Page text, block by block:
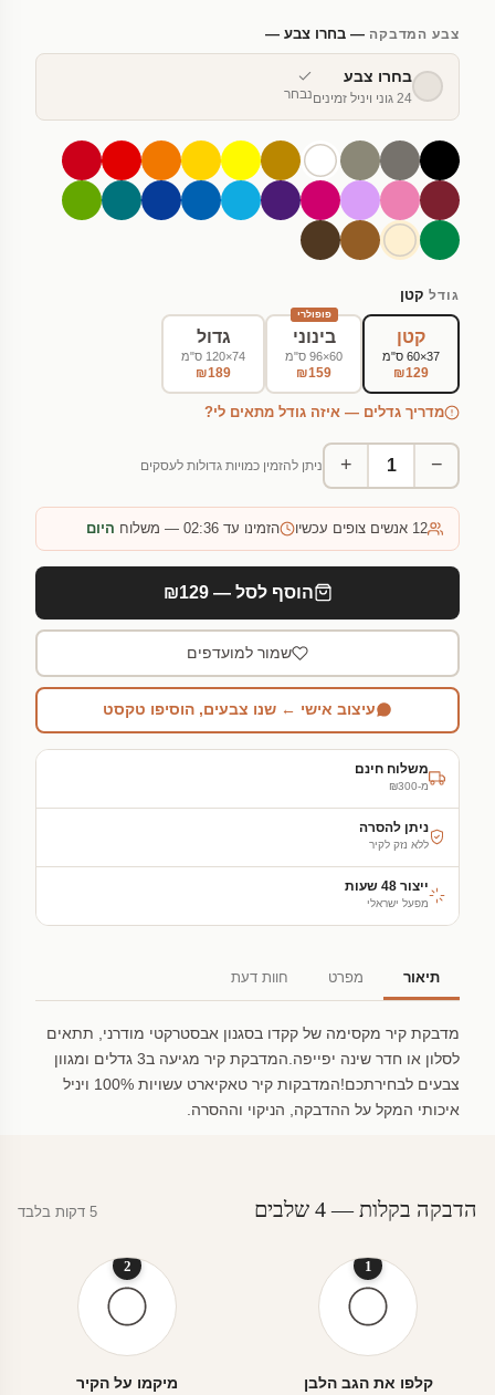
צבע המדבקה— בחרו צבע —
בחרו צבע
24 גוני ויניל זמינים נבחר
גודל קטן
קטן
37×60 ס"מ
₪129
פופולרי
בינוני
60×96 ס"מ
₪159
גדול
74×120 ס"מ
₪189
מדריך גדלים — איזה גודל מתאים לי?
−
+ ניתן להזמין כמויות גדולות לעסקים
12 אנשים צופים עכשיו הזמינו עד 02:36 — משלוח היום
הוסף לסל — ₪129
שמור למועדפים
עיצוב אישי ← שנו צבעים, הוסיפו טקסט
משלוח חינם
מ-₪300
ניתן להסרה
ללא נזק לקיר
ייצור 48 שעות
מפעל ישראלי
תיאור מפרט חוות דעת
מדבקת קיר מקסימה של קקדו בסגנון אבסטרקטי מודרני, תתאים
לסלון או חדר שינה יפייפה.המדבקת קיר מגיעה ב3 גדלים ומגוון
צבעים לבחירתכם!המדבקות קיר טאקיארט עשויות 100% ויניל
איכותי המקל על ההדבקה, הניקוי וההסרה.
הדבקה בקלות — 4 שלבים 5 דקות בלבד
1
קלפו את הגב הלבן
2
מיקמו על הקיר